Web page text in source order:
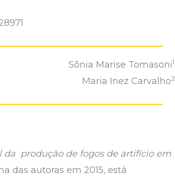
Sônia Marise Tomasoni1
Maria Inez Carvalho2
da produção de fogos de artifício em
das autoras em 2015, está